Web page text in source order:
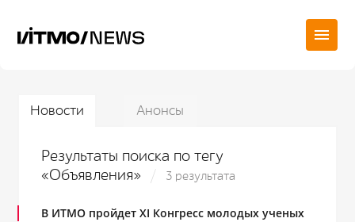
Новости Анонсы
Результаты поиска по тегу
«Объявления»
3 результата
В ИТМО пройдет XI Конгресс молодых ученых